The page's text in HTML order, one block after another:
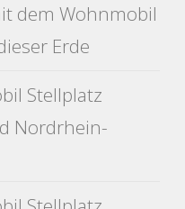
dem Wohnmobil
Erde
Stellplatz
Nordrhein-